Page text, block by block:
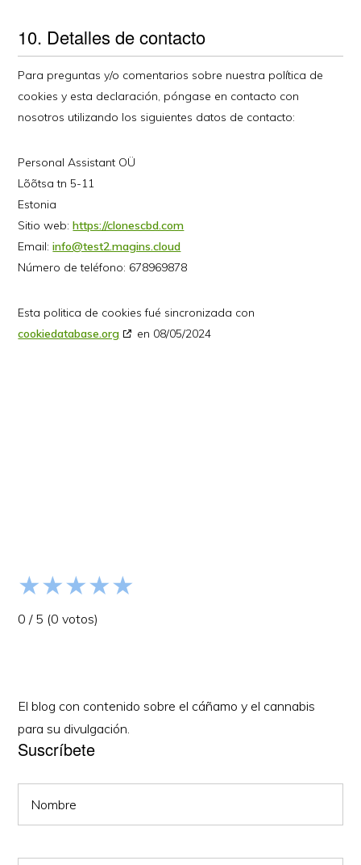
10. Detalles de contacto
Para preguntas y/o comentarios sobre nuestra política de
cookies y esta declaración, póngase en contacto con
nosotros utilizando los siguientes datos de contacto:
Personal Assistant OÜ
Lõõtsa tn 5-11
Estonia
Sitio web:https://clonescbd.com
Email:info@test2.magins.cloud
Número de teléfono: 678969878
Esta politica de cookies fué sincronizada con
cookiedatabase.org
en 08/05/2024
★★★★★
0/ 5 (0 votos)
El blog con contenido sobre el cáñamo y el cannabis
para su divulgación.
Suscríbete